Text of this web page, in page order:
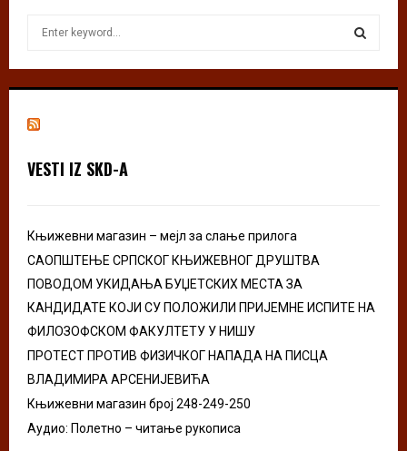
h
r
S
VESTI IZ SKD-A
Књижевни магазин – мејл за слање прилога
САОПШТЕЊЕ СРПСКОГ КЊИЖЕВНОГ ДРУШТВА
ПОВОДОМ УКИДАЊА БУЏЕТСКИХ МЕСТА ЗА
КАНДИДАТЕ КОЈИ СУ ПОЛОЖИЛИ ПРИЈЕМНЕ ИСПИТЕ НА
ФИЛОЗОФСКОМ ФАКУЛТЕТУ У НИШУ
ПРОТЕСТ ПРОТИВ ФИЗИЧКОГ НАПАДА НА ПИСЦА
ВЛАДИМИРА АРСЕНИЈЕВИЋА
Књижевни магазин број 248-249-250
Аудио: Полетно – читање рукописа